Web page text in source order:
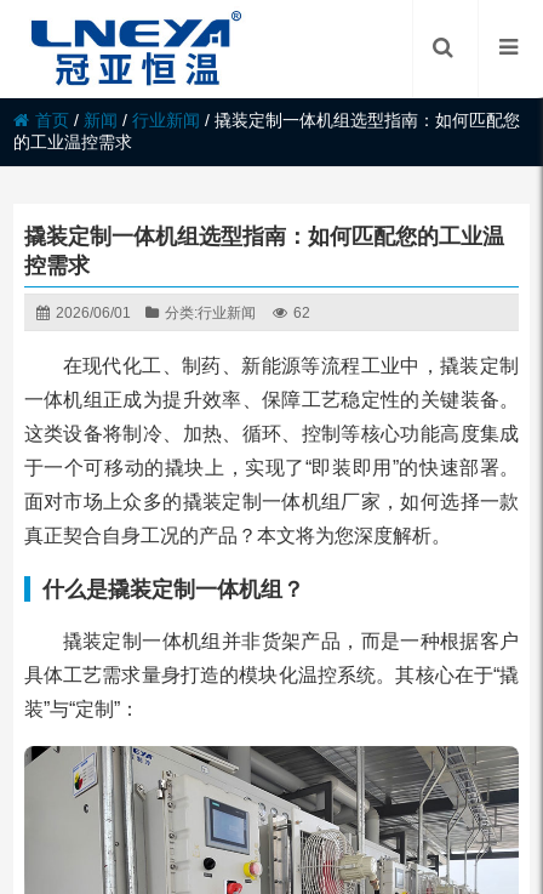
首页 / 新闻 /行业新闻 /撬装定制一体机组选型指南：如何匹配您
的工业温控需求
撬装定制一体机组选型指南：如何匹配您的工业温
控需求
2026/06/01 分类:行业新闻 62
在现代化工、制药、新能源等流程工业中，撬装定制
一体机组正成为提升效率、保障工艺稳定性的关键装备。
这类设备将制冷、加热、循环、控制等核心功能高度集成
于一个可移动的撬块上，实现了“即装即用”的快速部署。
面对市场上众多的撬装定制一体机组厂家，如何选择一款
真正契合自身工况的产品？本文将为您深度解析。
什么是撬装定制一体机组？
撬装定制一体机组并非货架产品，而是一种根据客户
具体工艺需求量身打造的模块化温控系统。其核心在于“撬
装”与“定制”：